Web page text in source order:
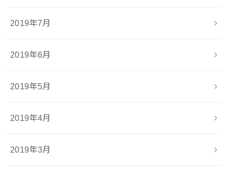
2019年7月
2019年6月
2019年5月
2019年4月
2019年3月